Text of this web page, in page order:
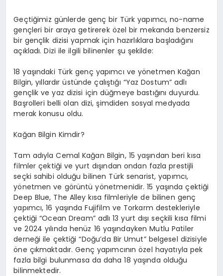
Geçtiğimiz günlerde genç bir Türk yapımcı,no-name
gençleri bir araya getirerek özel birmekanda benzersiz
bir gençlik dizisi yapmak için hazırlıklara başladığını
açıkladı. Dizi ile ilgili bilinenler şu şekilde:
18 yaşındaki Türk genç yapımcı ve yönetmen Kağan
Bilgin, yıllardır üstünde çalıştığı “Yaz Dostum” adlı
gençlik ve yaz dizisi için düğmeye bastığını duyurdu.
Başrolleri belli olan dizi, şimdiden sosyal medyada
merak konusu oldu.
Kağan Bilgin Kimdir?
Tam adıyla Cemal Kağan Bilgin, 15 yaşından beri kısa
filmler çektiği ve yurt dışından ondan fazla prestijli
seçki sahibi olduğu bilinen Türk senarist, yapımcı,
yönetmen ve görüntü yönetmenidir. 15 yaşında çektiği
Deep Blue, The Alley kısa filmleriyle de bilinen genç
yapımcı, 16 yaşındaFujifilm ve Torkarm destekleriyle
çektiği “Ocean Dream” adlı 13 yurt dışıseçkili kısa filmi
ve 2024 yılında henüz 16 yaşındayken Mutlu Patiler
derneği ile çektiği “Doğu’da Bir Umut” belgesel dizisiyle
öne çıkmaktadır. Genç yapımcının özel hayatıyla pek
fazla bilgi bulunmasa da daha 18 yaşında olduğu
bilinmektedir.